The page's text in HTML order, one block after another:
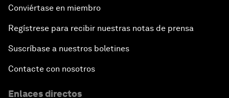
Conviértase en miembro
Regístrese para recibir nuestras notas de prensa
Suscríbase a nuestros boletines
Contacte con nosotros
Enlaces directos